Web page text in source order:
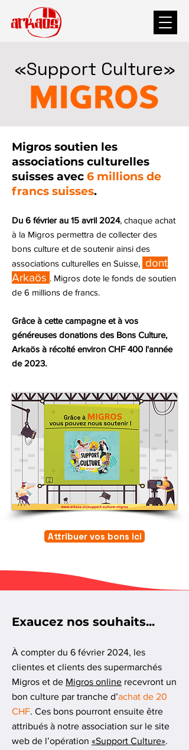
«Support Culture»
Migros soutien les
associations culturelles
suisses avec 6 millions de
francs suisses.
Du 6 février au 15 avril 2024, chaque achat
à la Migros permettra de collecter des
bons culture et de soutenir ainsi des
associations culturelles en Suisse, dont
Arkaös . Migros dote le fonds de soutien
de 6 millions de francs.
Grâce à cette campagne et à vos
généreuses donations des Bons Culture,
Arkaös à récolté environ CHF 400 l'année
de 2023.
Attribuer vos bons ici
Exaucez nos souhaits...
À compter du 6 février 2024, les
clientes et clients des supermarchés
Migros et de Migros online recevront un
bon culture par tranche d’achat de 20
CHF. Ces bons pourront ensuite être
attribués à notre association sur le site
web de l’opération «Support Culture».